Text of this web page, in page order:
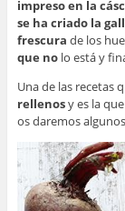
impreso en la
se ha criado la
frescura de los
que nolo está y
Una de las recetas
rellenosy es la
os daremos